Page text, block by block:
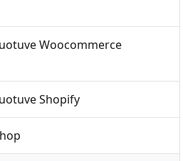
Woocommerce
Shopify